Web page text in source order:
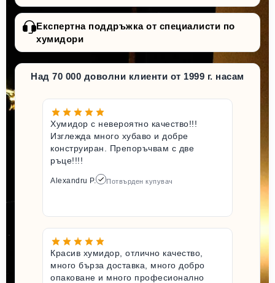
Експертна поддръжка от специалисти по
хумидори
Над 70 000 доволни клиенти от 1999 г. насам
Хумидор с невероятно качество!!!
Изглежда много хубаво и добре
конструиран. Препоръчвам с две
ръце!!!!
Alexandru P. Потвърден купувач
Красив хумидор, отлично качество,
много бърза доставка, много добро
опаковане и много професионално